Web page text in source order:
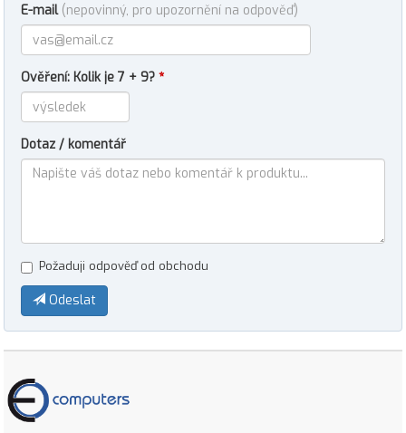
E-mail (nepovinný, pro upozornění na odpověď)
Ověření: Kolik je 7 + 9? *
Dotaz / komentář
Požaduji odpověď od obchodu
Odeslat